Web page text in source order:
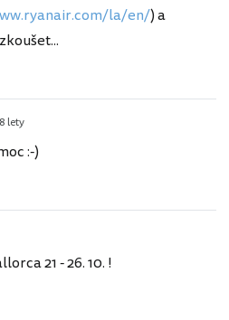
la/en/) a
lety
:-)
21 - 26. 10. !